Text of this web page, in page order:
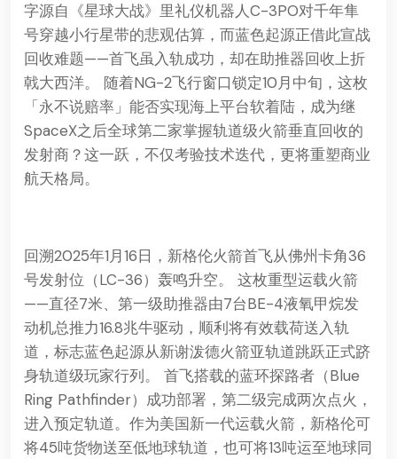
字源自《星球大战》里礼仪机器人C-3PO对千年隼
号穿越小行星带的悲观估算，而蓝色起源正借此宣战
回收难题——首飞虽入轨成功，却在助推器回收上折
戟大西洋。 随着NG-2飞行窗口锁定10月中旬，这枚
「永不说赔率」能否实现海上平台软着陆，成为继
SpaceX之后全球第二家掌握轨道级火箭垂直回收的
发射商？这一跃，不仅考验技术迭代，更将重塑商业
航天格局。
回溯2025年1月16日，新格伦火箭首飞从佛州卡角36
号发射位（LC-36）轰鸣升空。 这枚重型运载火箭
——直径7米、第一级助推器由7台BE-4液氧甲烷发
动机总推力16.8兆牛驱动，顺利将有效载荷送入轨
道，标志蓝色起源从新谢泼德火箭亚轨道跳跃正式跻
身轨道级玩家行列。 首飞搭载的蓝环探路者（Blue
Ring Pathfinder）成功部署，第二级完成两次点火，
进入预定轨道。作为美国新一代运载火箭，新格伦可
将45吨货物送至低地球轨道，也可将13吨运至地球同